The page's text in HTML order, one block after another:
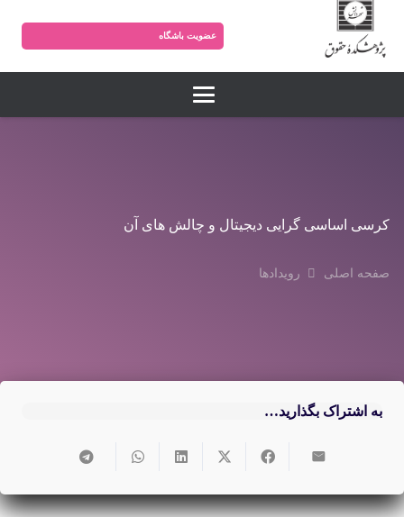
عضویت باشگاه
کرسی اساسی گرایی دیجیتال و چالش های آن
صفحه اصلی رویدادها
به اشتراک بگذارید…